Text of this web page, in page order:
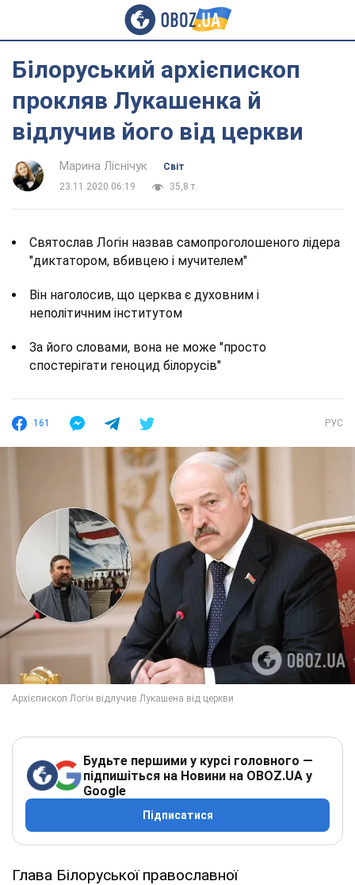
Білоруський архієпископ
прокляв Лукашенка й
відлучив його від церкви
Марина Ліснічук
Світ
23.11.2020 06:19
35,8 т.
Святослав Логін назвав самопроголошеного лідера
"диктатором, вбивцею і мучителем"
Він наголосив, що церква є духовним і
неполітичним інститутом
За його словами, вона не може "просто
спостерігати геноцид білорусів"
161 РУС
Будьте першими у курсі головного —
підпишіться на Новини на OBOZ.UA у
Google
Підписатися
Глава Білоруської православної